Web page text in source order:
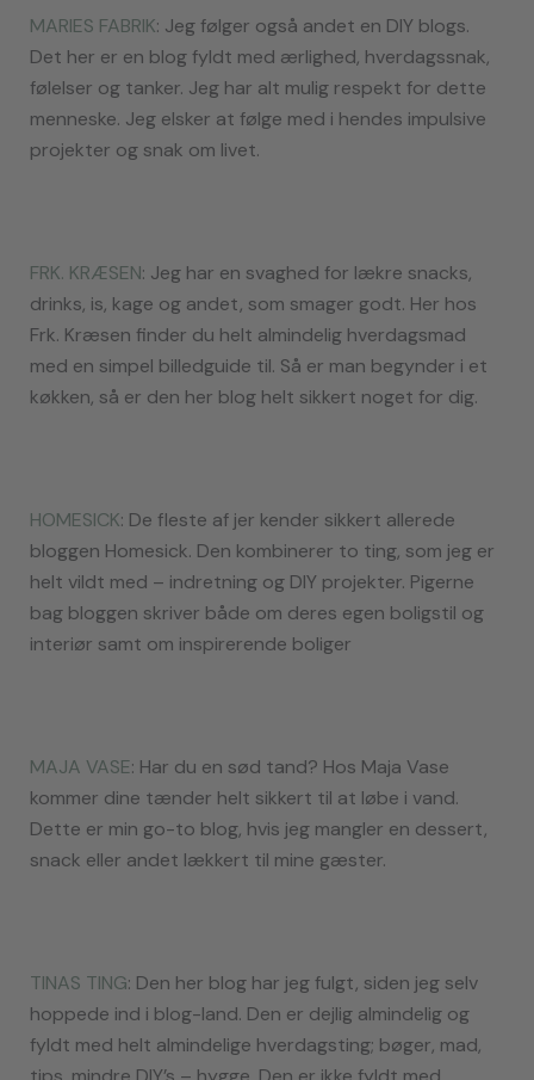
MARIES FABRIK: Jeg følger også andet en DIY blogs.
Det her er en blog fyldt med ærlighed, hverdagssnak,
følelser og tanker. Jeg har alt mulig respekt for dette
menneske. Jeg elsker at følge med i hendes impulsive
projekter og snak om livet.
FRK. KRÆSEN: Jeg har en svaghed for lækre snacks,
drinks, is, kage og andet, som smager godt. Her hos
Frk. Kræsen finder du helt almindelig hverdagsmad
med en simpel billedguide til. Så er man begynder i et
køkken, så er den her blog helt sikkert noget for dig.
HOMESICK: De fleste af jer kender sikkert allerede
bloggen Homesick. Den kombinerer to ting, som jeg er
helt vildt med – indretning og DIY projekter. Pigerne
bag bloggen skriver både om deres egen boligstil og
interiør samt om inspirerende boliger
MAJA VASE: Har du en sød tand? Hos Maja Vase
kommer dine tænder helt sikkert til at løbe i vand.
Dette er min go-to blog, hvis jeg mangler en dessert,
snack eller andet lækkert til mine gæster.
TINAS TING: Den her blog har jeg fulgt, siden jeg selv
hoppede ind i blog-land. Den er dejlig almindelig og
fyldt med helt almindelige hverdagsting; bøger, mad,